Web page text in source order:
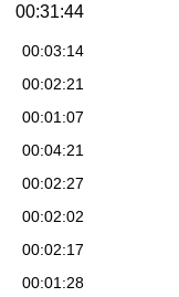
00:31:44
00:03:14
00:02:21
00:01:07
00:04:21
00:02:27
00:02:02
00:02:17
00:01:28